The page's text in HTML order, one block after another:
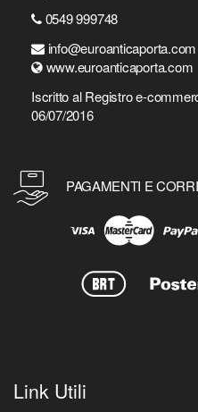
0549 999748
info@euroanticaporta.com
www.euroanticaporta.com
Iscritto al Registro e-
06/07/2016
PAGAMENTI E
Link Utili